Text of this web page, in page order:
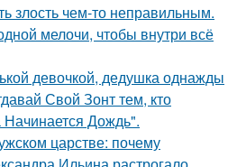
злость чем-то неправильным.
мелочи, чтобы внутри всё
девочкой, дедушка однажды
Свой Зонт тем, кто
Начинается Дождь".
царстве: почему